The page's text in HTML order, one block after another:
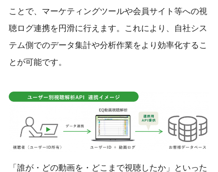
ことで、マーケティングツールや会員サイト等への視
聴ログ連携を円滑に行えます。これにより、自社シス
テム側でのデータ集計や分析作業をより効率化するこ
とが可能です。
「誰が・どの動画を・どこまで視聴したか」といった